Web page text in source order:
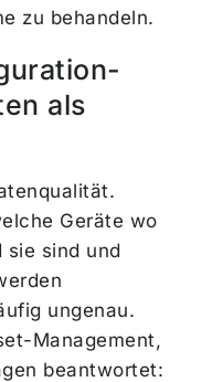
zu behandeln.
als
Geräte wo
sie sind und
ungenau.
Management,
beantwortet: